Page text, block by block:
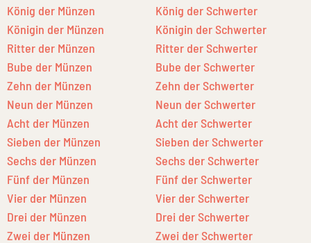
König der Münzen
Königin der Münzen
Ritter der Münzen
Bube der Münzen
Zehn der Münzen
Neun der Münzen
Acht der Münzen
Sieben der Münzen
Sechs der Münzen
Fünf der Münzen
Vier der Münzen
Drei der Münzen
Zwei der Münzen
König der Schwerter
Königin der Schwerter
Ritter der Schwerter
Bube der Schwerter
Zehn der Schwerter
Neun der Schwerter
Acht der Schwerter
Sieben der Schwerter
Sechs der Schwerter
Fünf der Schwerter
Vier der Schwerter
Drei der Schwerter
Zwei der Schwerter